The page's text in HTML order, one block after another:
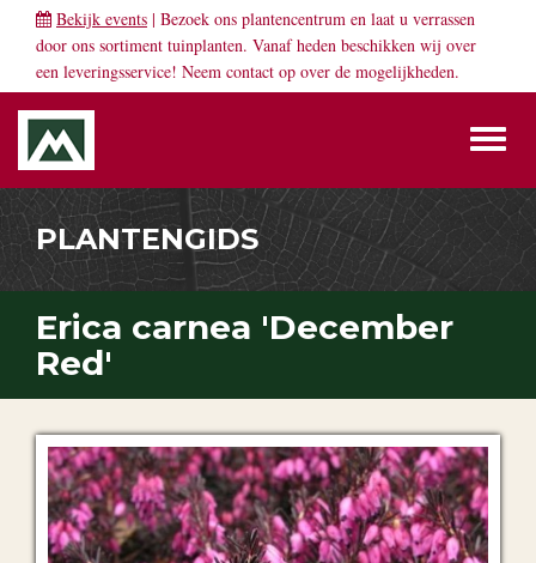
Bekijk events | Bezoek ons plantencentrum en laat u verrassen
door ons sortiment tuinplanten. Vanaf heden beschikken wij over
een leveringsservice! Neem contact op over de mogelijkheden.
PLANTENGIDS
Erica carnea 'December
Red'